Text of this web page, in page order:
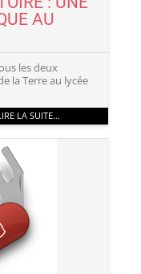
AU
les deux
la Terre au lycée
LA SUITE…